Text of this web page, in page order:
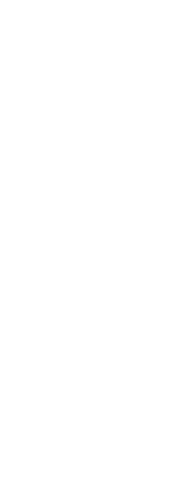
de votre
contre vous un
fondu], et vous
donc des
Puis quand
écarlate comme
bienfaits de
ni aux hommes
questions à
des bienfaits de
reconnaîtra les
saisis par les
des bienfaits de
Voilà l’Enfer que
(l’Enfer) et une
Lequel donc